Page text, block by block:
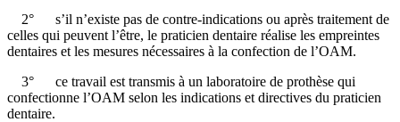
2° s’il n’existe pas de contre-indications ou après traitement de
celles qui peuvent l’être, le praticien dentaire réalise les empreintes
dentaires et les mesures nécessaires à la confection de l’OAM.
3° ce travail est transmis à un laboratoire de prothèse qui
confectionne l’OAM selon les indications et directives du praticien
dentaire.